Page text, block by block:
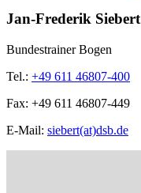
Jan-Frederik Siebert
Bundestrainer Bogen
Tel.: +49 611 46807-400
Fax: +49 611 46807-449
E-Mail: siebert(at)dsb.de